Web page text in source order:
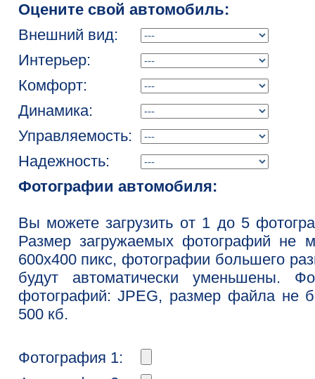
Оцените свой автомобиль:
Внешний вид:
Интерьер:
Комфорт:
Динамика:
Управляемость:
Надежность:
Фотографии автомобиля:
Вы можете загрузить от 1 до 5
Размер загружаемых фотографий не
600x400 пикс, фотографии большего
будут автоматически уменьшены.
фотографий: JPEG, размер файла не
500 кб.
Фотография 1: